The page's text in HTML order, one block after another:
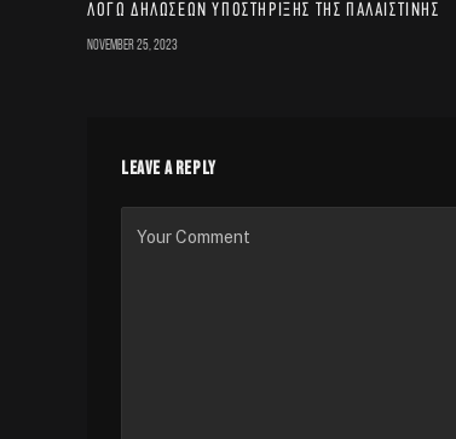
λόγω δηλώσεων υποστήριξης της Παλαιστίνης
November 25, 2023
LEAVE A REPLY